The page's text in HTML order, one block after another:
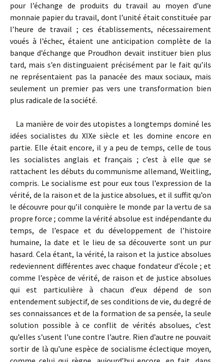
pour l’échange de produits du travail au moyen d’une
monnaie papier du travail, dont l’unité était constituée par
l’heure de travail ; ces établissements, nécessairement
voués à l’échec, étaient une anticipation complète de la
banque d’échange que Proudhon devait instituer bien plus
tard, mais s’en distinguaient précisément par le fait qu’ils
ne représentaient pas la panacée des maux sociaux, mais
seulement un premier pas vers une transformation bien
plus radicale de la société.
La manière de voir des utopistes a longtemps dominé les
idées socialistes du XIXe siècle et les domine encore en
partie. Elle était encore, il y a peu de temps, celle de tous
les socialistes anglais et français ; c’est à elle que se
rattachent les débuts du communisme allemand, Weitling,
compris. Le socialisme est pour eux tous l’expression de la
vérité, de la raison et de la justice absolues, et il suffit qu’on
le découvre pour qu’il conquière le monde par la vertu de sa
propre force ; comme la vérité absolue est indépendante du
temps, de l’espace et du développement de l’histoire
humaine, la date et le lieu de sa découverte sont un pur
hasard. Cela étant, la vérité, la raison et la justice absolues
redeviennent différentes avec chaque fondateur d’école ; et
comme l’espèce de vérité, de raison et de justice absolues
qui est particulière à chacun d’eux dépend de son
entendement subjectif, de ses conditions de vie, du degré de
ses connaissances et de la formation de sa pensée, la seule
solution possible à ce conflit de vérités absolues, c’est
qu’elles s’usent l’une contre l’autre. Rien d’autre ne pouvait
sortir de là qu’une espèce de socialisme éclectique moyen,